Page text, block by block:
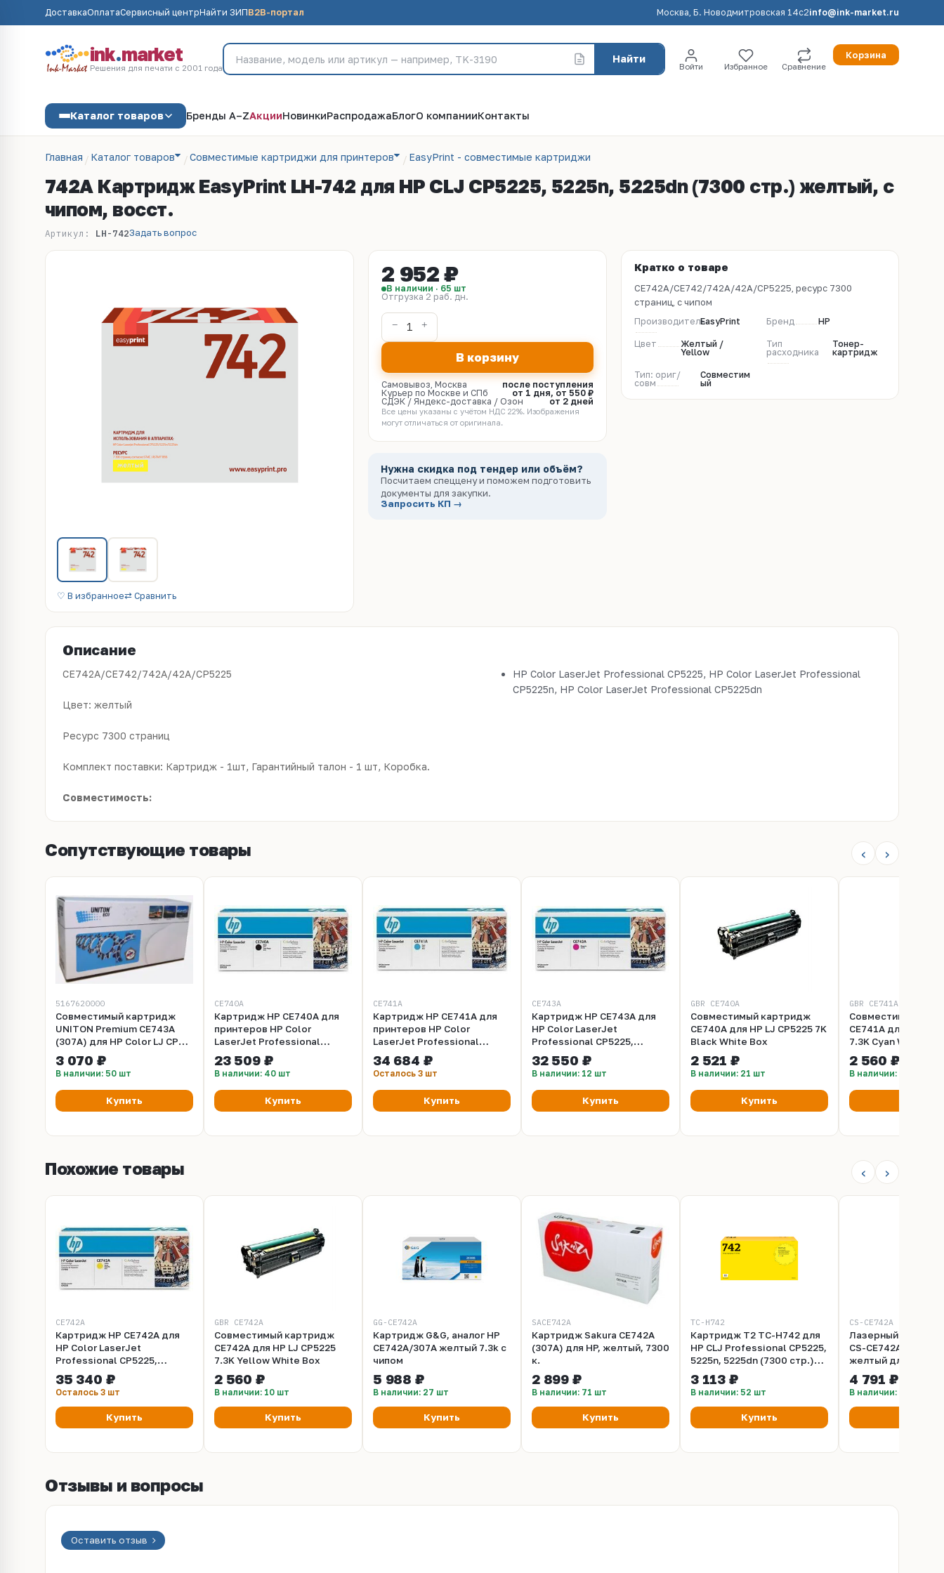
ДоставкаОплатаСервисный центрНайти ЗИПB2B-портал Москва, Б. Новодмитровская 14с2info@ink-market.ru
ink.market
Решения для печати с 2001 года
Найти
Войти Избранное Сравнение
Корзина
Каталог товаров Бренды A–ZАкцииНовинкиРаспродажаБлогО компанииКонтакты
Главная Каталог товаров Совместимые картриджи для принтеров EasyPrint - cовместимые картриджи
742A Картридж EasyPrint LH-742 для HP CLJ CP5225, 5225n, 5225dn (7300 стр.) желтый, с
чипом, восст.
Артикул: LH-742Задать вопрос
♡ В избранное⇄ Сравнить
2 952 ₽
В наличии · 65 шт
Отгрузка 2 раб. дн.
В корзину
Самовывоз, Москва
после поступления
Курьер по Москве и СПб
от 1 дня, от 550 ₽
СДЭК / Яндекс-доставка / Озон
от 2 дней
Все цены указаны с учётом НДС 22%. Изображения
могут отличаться от оригинала.
Нужна скидка под тендер или объём?
Посчитаем спеццену и поможем подготовить
документы для закупки.
Запросить КП →
Кратко о товаре
CE742A/CE742/742A/42A/CP5225, ресурс 7300
страниц, с чипом
ПроизводительEasyPrint Бренд HP
Цвет
Желтый /
Yellow
Тип
расходника
Тонер-
картридж
Тип: ориг/
совм
Совместим
ый
Описание
CE742A/CE742/742A/42A/CP5225
Цвет: желтый
Ресурс 7300 страниц
Комплект поставки: Картридж - 1шт, Гарантийный талон - 1 шт, Коробка.
Совместимость:
HP Color LaserJet Professional CP5225, HP Color LaserJet Professional
CP5225n, HP Color LaserJet Professional CP5225dn
Сопутствующие товары ‹ ›
5167620000
Совместимый картридж
UNITON Premium CE743A
(307A) для HP Color LJ CP
5225 красный (7,3K) GREEN
LINE (Eco Protected)
3 070 ₽
В наличии: 50 шт
Купить
CE740A
Картридж HP CE740A для
принтеров HP Color
LaserJet Professional
CP5225, CP5225n, CP5225dn
(черный, 7000 стр.)
23 509 ₽
В наличии: 40 шт
Купить
CE741A
Картридж HP CE741A для
принтеров HP Color
LaserJet Professional
CP5225, CP5225n, CP5225dn
(голубой, 7300 стр.)
34 684 ₽
Осталось 3 шт
Купить
CE743A
Картридж HP CE743A для
HP Color LaserJet
Professional CP5225,
CP5225n, CP5225dn
(пурпурный, 7300 стр.)
32 550 ₽
В наличии: 12 шт
Купить
GBR CE740A
Совместимый картридж
CE740A для HP LJ CP5225 7K
Black White Box
2 521 ₽
В наличии: 21 шт
Купить
GBR CE741A
Совместимый
CE741A для HP LJ
7.3K Cyan White
2 560 ₽
В наличии: 8 шт
Похожие товары ‹ ›
CE742A
Картридж HP CE742A для
HP Color LaserJet
Professional CP5225,
CP5225n, CP5225dn
(желтый, 7300 стр.)
35 340 ₽
Осталось 3 шт
Купить
GBR CE742A
Совместимый картридж
CE742A для HP LJ CP5225
7.3K Yellow White Box
2 560 ₽
В наличии: 10 шт
Купить
GG-CE742A
Картридж G&G, аналог HP
CE742A/307A желтый 7.3k с
чипом
5 988 ₽
В наличии: 27 шт
Купить
SACE742A
Картридж Sakura CE742A
(307A) для HP, желтый, 7300
к.
2 899 ₽
В наличии: 71 шт
Купить
TC-H742
Картридж T2 TC-H742 для
HP CLJ Professional CP5225,
5225n, 5225dn (7300 стр.)
желтый, с чипом, восст.
3 113 ₽
В наличии: 52 шт
Купить
CS-CE742A
Лазерный
CS-CE742A (HP
желтый для
Color LaserJet
PROFESSIONAL,
CP5223, CP5225
PROFESSIONAL,
CP5225SN, CP5227,
4 791 ₽
В наличии: 100+ шт
Отзывы и вопросы
Оставить отзыв